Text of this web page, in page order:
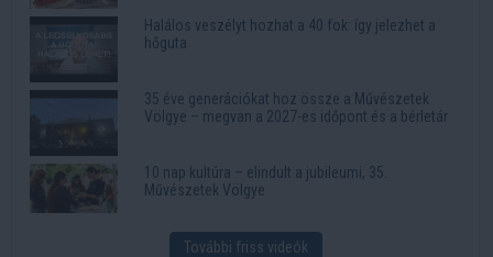
Halálos veszélyt hozhat a 40 fok: így jelezhet a
hőguta
35 éve generációkat hoz össze a Művészetek
Völgye – megvan a 2027-es időpont és a bérletár
10 nap kultúra – elindult a jubileumi, 35.
Művészetek Völgye
További friss videók